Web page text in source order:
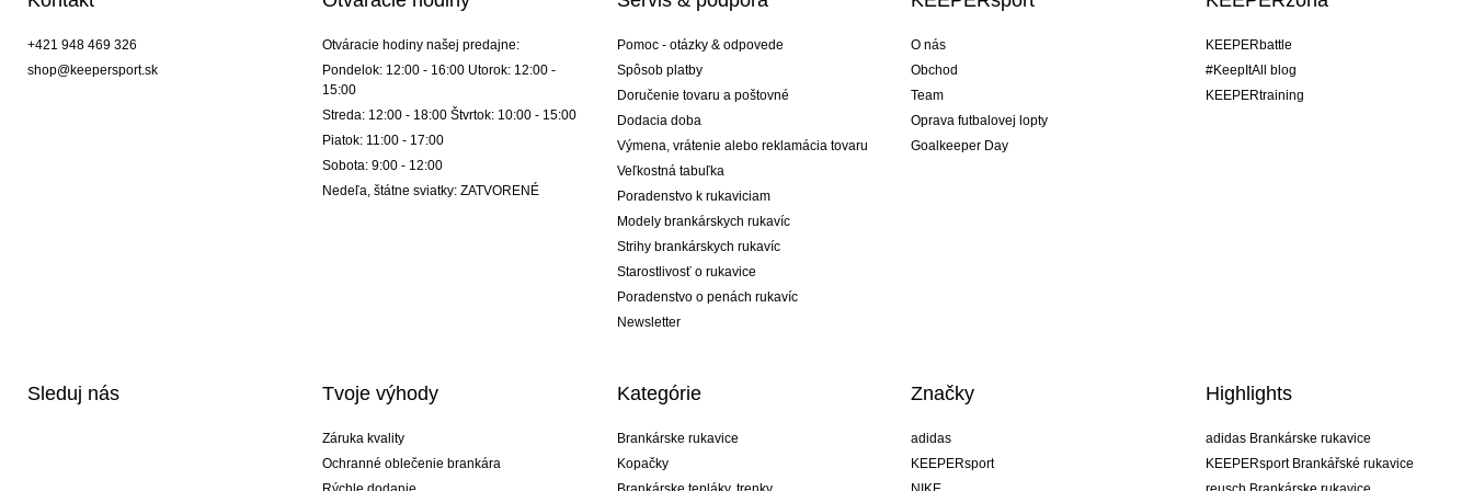
+421 948 469 326
shop@keepersport.sk
Otváracie hodiny našej predajne:
Pondelok: 12:00 - 16:00 Utorok: 12:00 -
15:00
Streda: 12:00 - 18:00 Štvrtok: 10:00 - 15:00
Piatok: 11:00 - 17:00
Sobota: 9:00 - 12:00
Nedeľa, štátne sviatky: ZATVORENÉ
Pomoc - otázky & odpovede
Spôsob platby
Doručenie tovaru a poštovné
Dodacia doba
Výmena, vrátenie alebo reklamácia tovaru
Veľkostná tabuľka
Poradenstvo k rukaviciam
Modely brankárskych rukavíc
Strihy brankárskych rukavíc
Starostlivosť o rukavice
Poradenstvo o penách rukavíc
Newsletter
O nás
Obchod
Team
Oprava futbalovej lopty
Goalkeeper Day
KEEPERbattle
#KeepItAll blog
KEEPERtraining
Sleduj nás Tvoje výhody
Záruka kvality
Ochranné oblečenie brankára
Kategórie
Brankárske rukavice
Kopačky
Značky
adidas
KEEPERsport
Highlights
adidas Brankárske rukavice
KEEPERsport Brankářské rukavice